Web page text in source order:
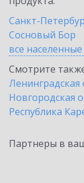
Санкт-
Сосновый Бор
все населенные
Смотрите
Ленинградская
Новгородская
Республика
Партнеры в